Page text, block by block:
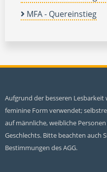
MFA - Quereinstieg
Aufgrund der besseren
feminine Form verwendet;
auf männliche, weibliche
Geschlechts. Bitte beachten auch
Bestimmungen des AGG.